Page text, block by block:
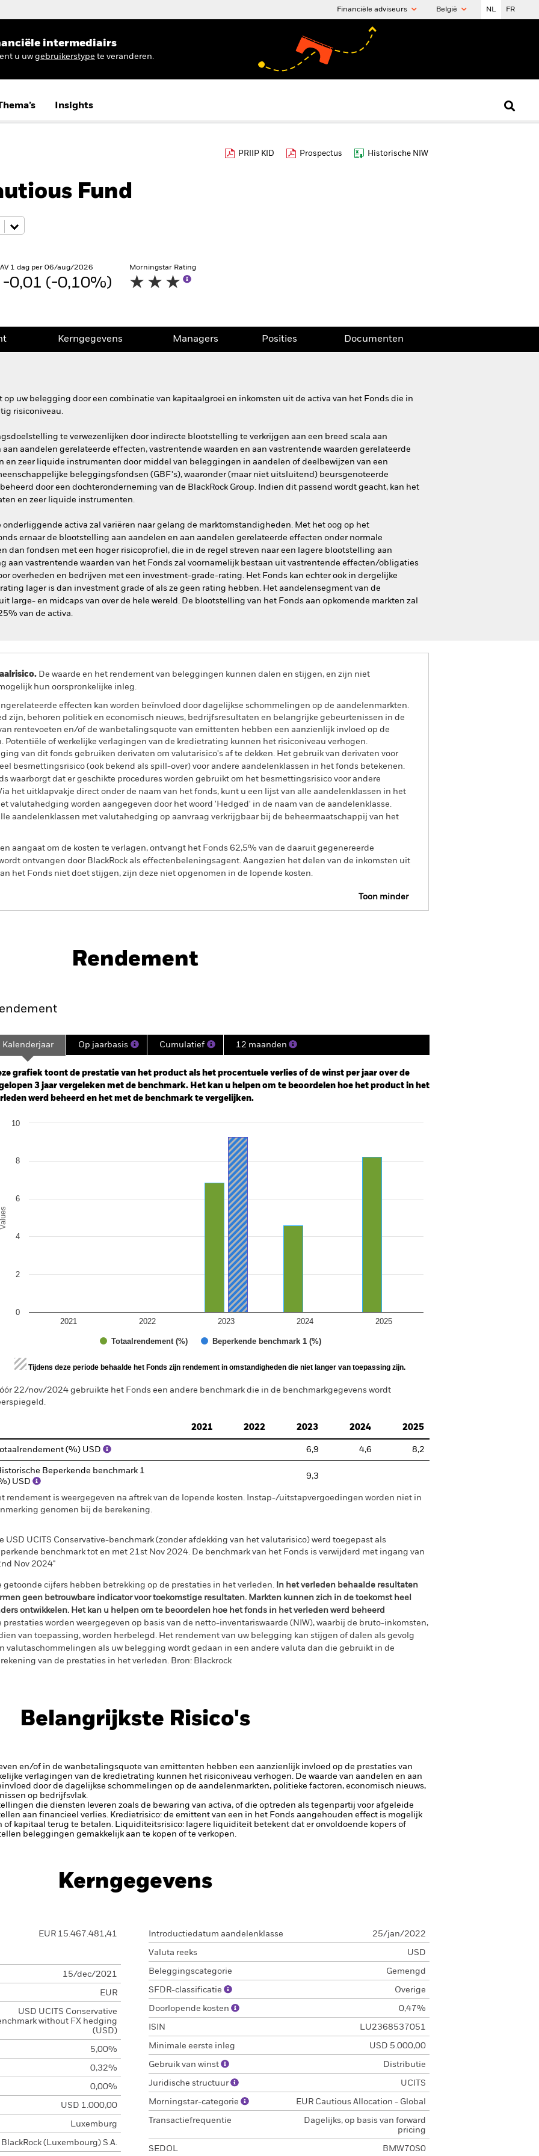
Financiële adviseurs België NL FR
intermediairs
u uw gebruikerstype te veranderen.
Insights
PRIIP KID Prospectus Historische NIW
Fund
1 dag per 06/aug/2026
-0,01 (-0,10%)
Morningstar Rating
Kerngegevens Managers Posities Documenten
op uw belegging door een combinatie van kapitaalgroei en inkomsten uit de activa van het Fonds die in
risiconiveau.
te verwezenlijken door indirecte blootstelling te verkrijgen aan een breed scala aan
aandelen gerelateerde effecten, vastrentende waarden en aan vastrentende waarden gerelateerde
en zeer liquide instrumenten door middel van beleggingen in aandelen of deelbewijzen van een
beleggingsfondsen (GBF's), waaronder (maar niet uitsluitend) beursgenoteerde
door een dochteronderneming van de BlackRock Group. Indien dit passend wordt geacht, kan het
en zeer liquide instrumenten.
activa zal variëren naar gelang de marktomstandigheden. Met het oog op het
ernaar de blootstelling aan aandelen en aan aandelen gerelateerde effecten onder normale
dan fondsen met een hoger risicoprofiel, die in de regel streven naar een lagere blootstelling aan
aan vastrentende waarden van het Fonds zal voornamelijk bestaan uit vastrentende effecten/obligaties
overheden en bedrijven met een investment-grade-rating. Het Fonds kan echter ook in dergelijke
lager is dan investment grade of als ze geen rating hebben. Het aandelensegment van de
large- en midcaps van over de hele wereld. De blootstelling van het Fonds aan opkomende markten zal
van de activa.
De waarde en het rendement van beleggingen kunnen dalen en stijgen, en zijn niet
hun oorspronkelijke inleg.
effecten kan worden beïnvloed door dagelijkse schommelingen op de aandelenmarkten.
zijn, behoren politiek en economisch nieuws, bedrijfsresultaten en belangrijke gebeurtenissen in de
rentevoeten en/of de wanbetalingsquote van emittenten hebben een aanzienlijk invloed op de
Potentiële of werkelijke verlagingen van de kredietrating kunnen het risiconiveau verhogen.
van dit fonds gebruiken derivaten om valutarisico's af te dekken. Het gebruik van derivaten voor
besmettingsrisico (ook bekend als spill-over) voor andere aandelenklassen in het fonds betekenen.
waarborgt dat er geschikte procedures worden gebruikt om het besmettingsrisico voor andere
het uitklapvakje direct onder de naam van het fonds, kunt u een lijst van alle aandelenklassen in het
valutahedging worden aangegeven door het woord 'Hedged' in de naam van de aandelenklasse.
aandelenklassen met valutahedging op aanvraag verkrijgbaar bij de beheermaatschappij van het
aangaat om de kosten te verlagen, ontvangt het Fonds 62,5% van de daaruit gegenereerde
ontvangen door BlackRock als effectenbeleningsagent. Aangezien het delen van de inkomsten uit
het Fonds niet doet stijgen, zijn deze niet opgenomen in de lopende kosten.
Toon minder
Kerngegevens Managers
Rendement
2021-12-31 00:00:00 to 2026-07-31 00:00:00.
-20 to 40.
Kalenderjaar Op jaarbasis Cumulatief 12 maanden
grafiek toont de prestatie van het product als het procentuele verlies of de winst per jaar over de
3 jaar vergeleken met de benchmark. Het kan u helpen om te beoordelen hoe het product in het
werd beheerd en het met de benchmark te vergelijken.
chart with 2 data series.
Values
Totaalrendement (%) Beperkende benchmark 1 (%)
2021 2022 2023 2024 2025
0
2
4
6
8
10
of interactive chart.
Tijdens deze periode behaalde het Fonds zijn rendement in omstandigheden die niet langer van toepassing zijn.
22/nov/2024 gebruikte het Fonds een andere benchmark die in de benchmarkgegevens wordt
2021 2022 2023 2024 2025
Totaalrendement (%) USD 6,9 4,6 8,2
Beperkende benchmark 1
USD
9,3
rendement is weergegeven na aftrek van de lopende kosten. Instap-/uitstapvergoedingen worden niet in
genomen bij de berekening.
USD UCITS Conservative-benchmark (zonder afdekking van het valutarisico) werd toegepast als
benchmark tot en met 21st Nov 2024. De benchmark van het Fonds is verwijderd met ingang van
Nov 2024"
getoonde cijfers hebben betrekking op de prestaties in het verleden. In het verleden behaalde resultaten
geen betrouwbare indicator voor toekomstige resultaten. Markten kunnen zich in de toekomst heel
ontwikkelen. Het kan u helpen om te beoordelen hoe het fonds in het verleden werd beheerd
prestaties worden weergegeven op basis van de netto-inventariswaarde (NIW), waarbij de bruto-inkomsten,
van toepassing, worden herbelegd. Het rendement van uw belegging kan stijgen of dalen als gevolg
valutaschommelingen als uw belegging wordt gedaan in een andere valuta dan die gebruikt in de
van de prestaties in het verleden. Bron: Blackrock
Belangrijkste Risico's
en/of in de wanbetalingsquote van emittenten hebben een aanzienlijk invloed op de prestaties van
verlagingen van de kredietrating kunnen het risiconiveau verhogen. De waarde van aandelen en aan
door de dagelijkse schommelingen op de aandelenmarkten, politieke factoren, economisch nieuws,
op bedrijfsvlak.
die diensten leveren zoals de bewaring van activa, of die optreden als tegenpartij voor afgeleide
aan financieel verlies. Kredietrisico: de emittent van een in het Fonds aangehouden effect is mogelijk
of kapitaal terug te betalen. Liquiditeitsrisico: lagere liquiditeit betekent dat er onvoldoende kopers of
beleggingen gemakkelijk aan te kopen of te verkopen.
Kerngegevens
EUR 15.467.481,41
15/dec/2021
EUR
USD UCITS Conservative
without FX hedging
(USD)
5,00%
0,32%
0,00%
USD 1.000,00
Luxemburg
BlackRock (Luxembourg) S.A.
Introductiedatum aandelenklasse 25/jan/2022
Valuta reeks USD
Beleggingscategorie Gemengd
SFDR-classificatie Overige
Doorlopende kosten 0,47%
ISIN LU2368537051
Minimale eerste inleg USD 5.000,00
Gebruik van winst Distributie
Juridische structuur UCITS
Morningstar-categorie EUR Cautious Allocation - Global
Transactiefrequentie
Dagelijks, op basis van forward
pricing
SEDOL BMW70S0